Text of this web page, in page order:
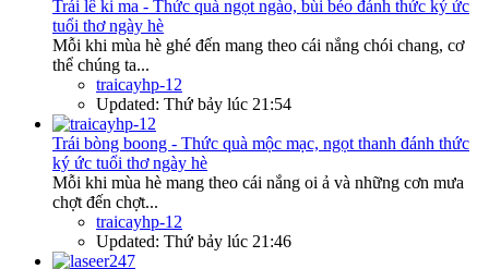
Trái lê ki ma - Thức quà ngọt ngào, bùi béo đánh thức ký ức
tuổi thơ ngày hè
Mỗi khi mùa hè ghé đến mang theo cái nắng chói chang, cơ
thể chúng ta...
traicayhp-12
Updated: Thứ bảy lúc 21:54
Trái bòng boong - Thức quà mộc mạc, ngọt thanh đánh thức
ký ức tuổi thơ ngày hè
Mỗi khi mùa hè mang theo cái nắng oi ả và những cơn mưa
chợt đến chợt...
traicayhp-12
Updated: Thứ bảy lúc 21:46